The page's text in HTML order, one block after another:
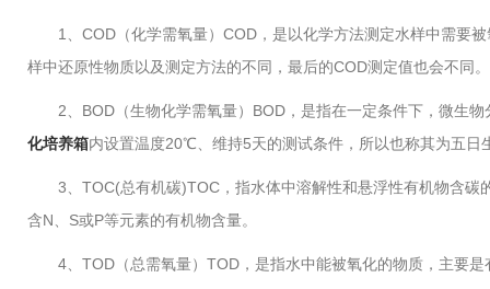
1、COD（化学需氧量）COD，是以化学方法测定水样中需要
样中还原性物质以及测定方法的不同，最后的COD测定值也会不同。
2、BOD（生物化学需氧量）BOD，是指在一定条件下，微生
化培养箱内设置温度20℃、维持5天的测试条件，所以也称其为五日
3、TOC(总有机碳)TOC，指水体中溶解性和悬浮性有机物含
含N、S或P等元素的有机物含量。
4、TOD（总需氧量）TOD，是指水中能被氧化的物质，主要